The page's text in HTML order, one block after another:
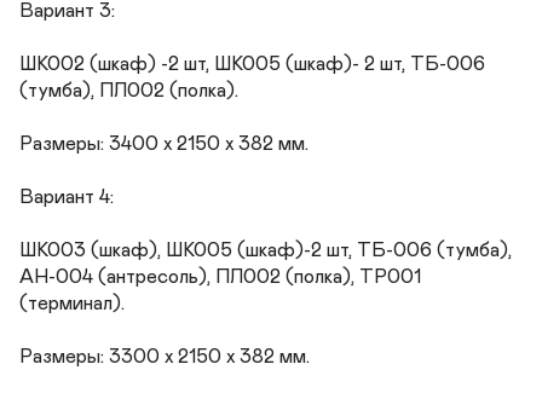
Вариант 3:
ШК002 (шкаф) -2 шт, ШК005 (шкаф)- 2 шт, ТБ-006
(тумба), ПЛ002 (полка).
Размеры: 3400 х 2150 х 382 мм.
Вариант 4:
ШК003 (шкаф), ШК005 (шкаф)-2 шт, ТБ-006 (тумба),
АН-004 (антресоль), ПЛ002 (полка), ТР001
(терминал).
Размеры: 3300 х 2150 х 382 мм.